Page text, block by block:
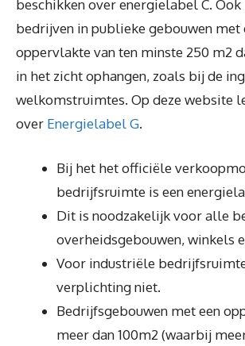
beschikken over energielabel C.
bedrijven in publieke gebouwen met
oppervlakte van ten minste 250 m2
in het zicht ophangen, zoals bij de
welkomstruimtes. Op deze website
over Energielabel G.
Bij het het officiële
bedrijfsruimte is een
Dit is noodzakelijk voor alle
overheidsgebouwen, winkels
Voor industriële
verplichting niet.
Bedrijfsgebouwen met een
meer dan 100m2 (waarbij